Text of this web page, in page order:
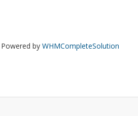
Powered by WHMCompleteSolution